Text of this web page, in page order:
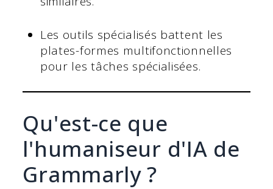
Les outils spécialisés battent les
plates-formes multifonctionnelles
pour les tâches spécialisées.
Qu'est-ce que
l'humaniseur d'IA de
Grammarly ?